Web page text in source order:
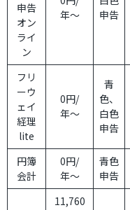
申告
オン
ライ
ン
年〜
申告
フリ
ーウ
ェイ
経理
lite
0円/
年〜
青
色、
白色
申告
円簿
会計
0円/
年〜
青色
申告
11,760